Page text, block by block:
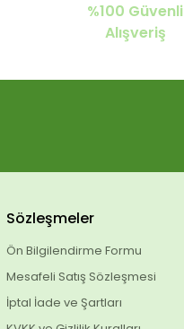
%100 Güvenli
Alışveriş
Sözleşmeler
Ön Bilgilendirme Formu
Mesafeli Satış Sözleşmesi
İptal İade ve Şartları